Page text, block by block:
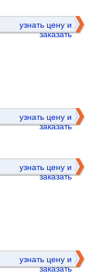
узнать цену и
заказать
узнать цену и
заказать
узнать цену и
заказать
узнать цену и
заказать